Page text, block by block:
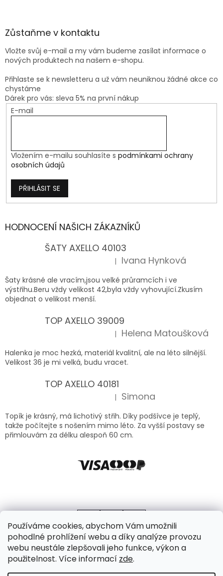
Používáme cookies, abychom Vám umožnili
pohodlné prohlížení webu a díky analýze provozu
webu neustále zlepšovali jeho funkce, výkon a
použitelnost. Více informací zde.
Zůstaňme v kontaktu
Vložte svůj e-mail a my vám budeme zasílat informace o
nových produktech na našem e-shopu.
Přihlaste se k newsletteru a už vám neuniknou žádné akce co
chystáme
Dárek pro vás: sleva 5% na první nákup
E-mail
Vložením e-mailu souhlasíte s podmínkami ochrany
osobních údajů
PŘIHLÁSIT SE
HODNOCENÍ NAŠICH ZÁKAZNÍKŮ
ŠATY AXELLO 40103
Hodnocení produktu je 5 z 5 hvězdiček.
| Ivana Hynková
Šaty krásné ale vracím,jsou velké průramcích i ve
výstřihu.Beru vždy velikost 42,byla vždy vyhovující.Zkusím
objednat o velikost menší.
TOP AXELLO 39009
Hodnocení produktu je 5 z 5 hvězdiček.
| Helena Matoušková
Halenka je moc hezká, materiál kvalitní, ale na léto silnější.
Velikost 36 je mi velká, budu vracet.
TOP AXELLO 40181
Hodnocení produktu je 5 z 5 hvězdiček.
| Simona
Topík je krásný, má lichotivý střih. Díky podšívce je teplý,
takže počítejte s nošením mimo léto. Za vyšší postavy se
přimlouvám za délku alespoň 60 cm.
Vytvořil Shoptet